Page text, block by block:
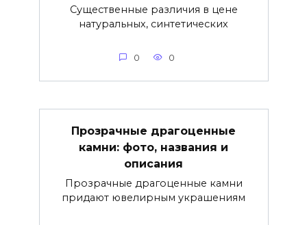
Существенные различия в цене
натуральных, синтетических
0 0
Прозрачные драгоценные
камни: фото, названия и
описания
Прозрачные драгоценные камни
придают ювелирным украшениям